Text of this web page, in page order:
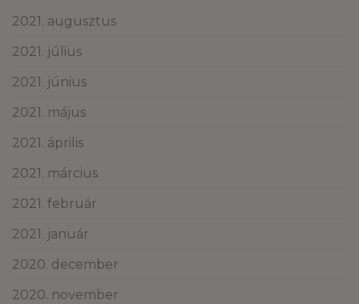
2021. augusztus
2021. július
2021. június
2021. május
2021. április
2021. március
2021. február
2021. január
2020. december
2020. november